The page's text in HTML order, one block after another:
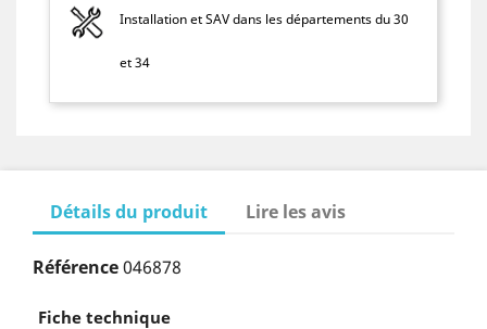
Installation et SAV dans les départements du 30
et 34
Détails du produit Lire les avis
Référence046878
Fiche technique